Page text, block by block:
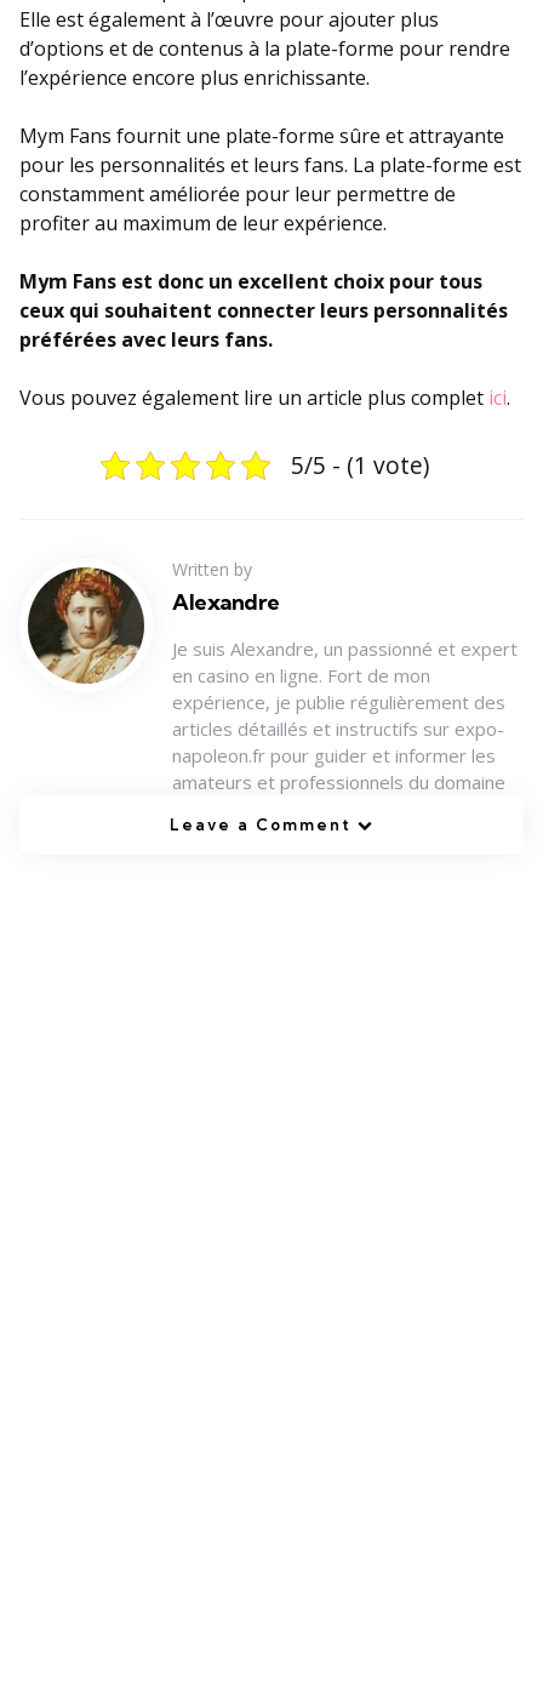
Elle est également à l’œuvre pour ajouter plus
d’options et de contenus à la plate-forme pour rendre
l’expérience encore plus enrichissante.
Mym Fans fournit une plate-forme sûre et attrayante
pour les personnalités et leurs fans. La plate-forme est
constamment améliorée pour leur permettre de
profiter au maximum de leur expérience.
Mym Fans est donc un excellent choix pour tous
ceux qui souhaitent connecter leurs personnalités
préférées avec leurs fans.
Vous pouvez également lire un article plus complet ici.
5/5 - (1 vote)
Written by
Alexandre
Je suis Alexandre, un passionné et expert
en casino en ligne. Fort de mon
expérience, je publie régulièrement des
articles détaillés et instructifs sur expo-
napoleon.fr pour guider et informer les
amateurs et professionnels du domaine
Leave a Comment